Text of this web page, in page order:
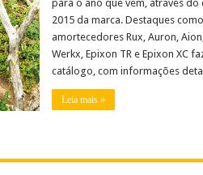
para o ano que vem, através
2015 da marca. Destaques
amortecedores Rux, Auron,
Werkx, Epixon TR e Epixon XC
catálogo, com informações
Leia mais »